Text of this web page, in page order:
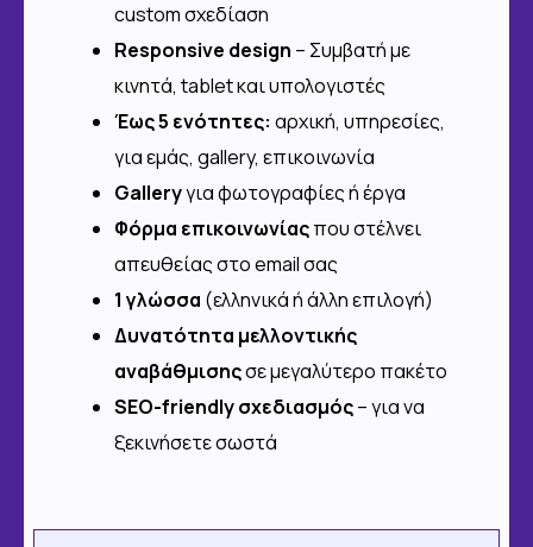
custom σχεδίαση
Responsive design – Συμβατή με
κινητά, tablet και υπολογιστές
Έως 5 ενότητες: αρχική, υπηρεσίες,
για εμάς, gallery, επικοινωνία
Galleryγια φωτογραφίες ή έργα
Φόρμα επικοινωνίαςπου στέλνει
απευθείας στο email σας
1 γλώσσα (ελληνικά ή άλλη επιλογή)
Δυνατότητα μελλοντικής
αναβάθμισηςσε μεγαλύτερο πακέτο
SEO-friendly σχεδιασμός– για να
ξεκινήσετε σωστά